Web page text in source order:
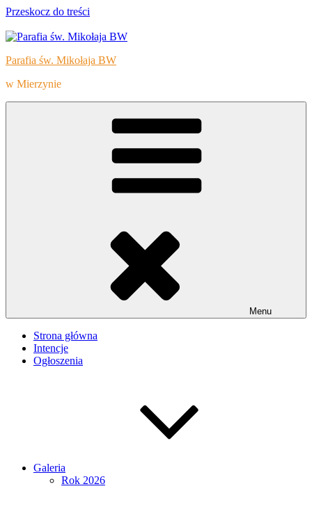
Przeskocz do treści
Parafia św. Mikołaja BW
w Mierzynie
Menu
Strona główna
Intencje
Ogłoszenia
Galeria
Rok 2026